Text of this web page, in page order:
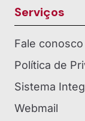
Serviços
Fale conosco
Política de
Sistema
Webmail